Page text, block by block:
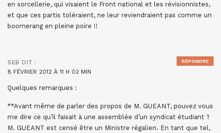
en sorcellerie, qui visaient le Front national et les révisionnistes,
et que ces partis toléraient, ne leur reviendraient pas comme un
boomerang en pleine poire !!
SEB DIT :
8 FÉVRIER 2012 À 11 H 02 MIN
Quelques remarques :
**Avant même de parler des propos de M. GUEANT, pouvez vous
me dire ce qu’il faisait à une assemblée d’un syndicat étudiant ?
M. GUEANT est censé être un Ministre régalien. En tant que tel,
RÉPONDRE